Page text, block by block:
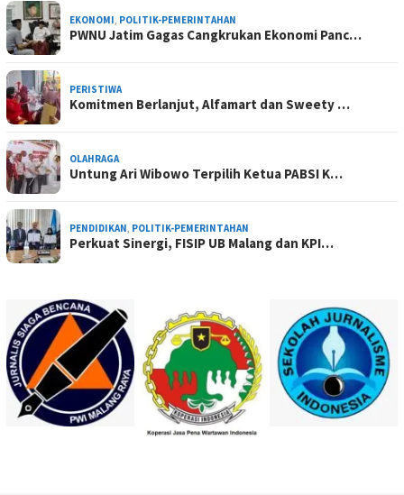
EKONOMI, POLITIK-PEMERINTAHAN
PWNU Jatim Gagas Cangkrukan Ekonomi Panc…
PERISTIWA
Komitmen Berlanjut, Alfamart dan Sweety …
OLAHRAGA
Untung Ari Wibowo Terpilih Ketua PABSI K…
PENDIDIKAN, POLITIK-PEMERINTAHAN
Perkuat Sinergi, FISIP UB Malang dan KPI…